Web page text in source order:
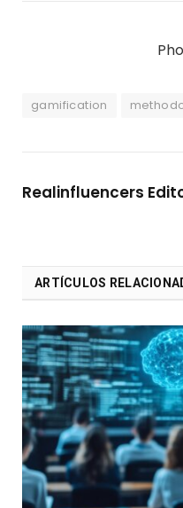
gamification
Realinfluencers
ARTÍCULOS